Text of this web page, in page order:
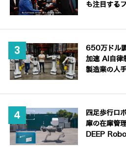
も注目する
650万ドル
加速 AI自律
製造業の人
四足歩行ロ
庫の在庫管
DEEP